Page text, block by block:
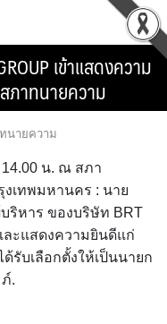
เข้าแสดงความ
ภาทนายความ
นายความ
14.00 น. ณ สภา
เทพมหานคร : นาย
ริหาร ของบริษัท BRT
ละแสดงความยินดีแก่
รับเลือกตั้งให้เป็นนายก
.